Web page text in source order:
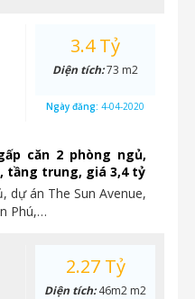
căn 2 phòng ngủ,
tầng trung, giá 3,4 tỷ
dự án The Sun Avenue,
Phú,…
3.4 Tỷ
Diện tích:73 m2
Ngày đăng: 4-04-2020
2.27 Tỷ
Diện tích:46m2 m2